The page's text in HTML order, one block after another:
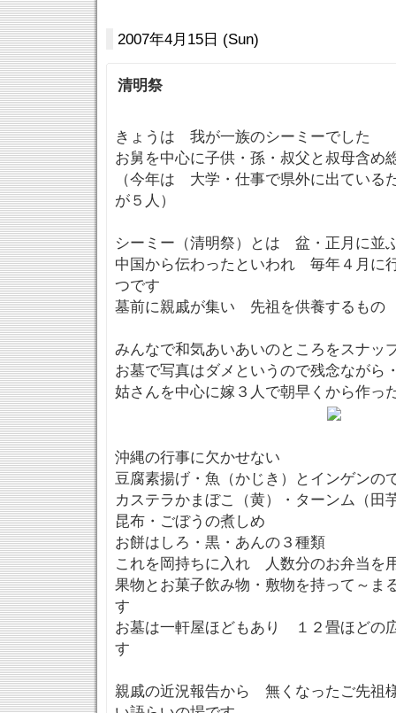
2007年4月15日 (Sun)
清明祭
きょうは 我が一族のシーミーでした
お舅を中心に子供・孫・叔父と叔母含め
（今年は 大学・仕事で県外に出ている
が５人）
シーミー（清明祭）とは 盆・正月に並
中国から伝わったといわれ 毎年４月に
つです
墓前に親戚が集い 先祖を供養するもの
みんなで和気あいあいのところをスナ
お墓で写真はダメというので残念ながら
姑さんを中心に嫁３人で朝早くから作っ
沖縄の行事に欠かせない
豆腐素揚げ・魚（かじき）とインゲンの
カステラかまぼこ（黄）・ターンム（田
昆布・ごぼうの煮しめ
お餅はしろ・黒・あんの３種類
これを岡持ちに入れ 人数分のお弁当を
果物とお菓子飲み物・敷物を持って～ま
す
お墓は一軒屋ほどもあり １２畳ほどの
す
親戚の近況報告から 無くなったご先祖